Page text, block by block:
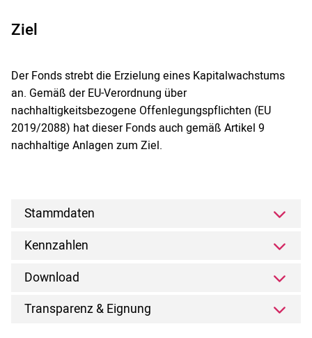
Ziel
Der Fonds strebt die Erzielung eines Kapitalwachstums
an. Gemäß der EU-Verordnung über
nachhaltigkeitsbezogene Offenlegungspflichten (EU
2019/2088) hat dieser Fonds auch gemäß Artikel 9
nachhaltige Anlagen zum Ziel.
Stammdaten
Kennzahlen
Download
Transparenz & Eignung